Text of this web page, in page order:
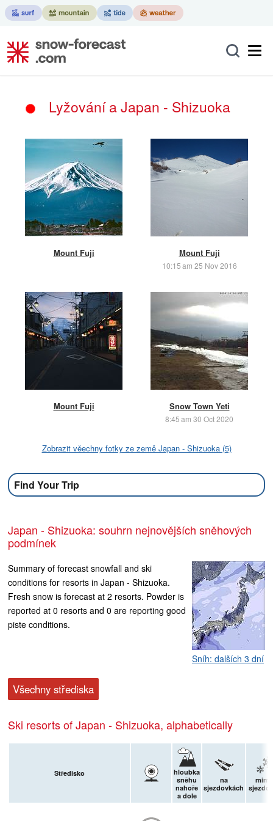
Lyžování a Japan - Shizuoka
Mount Fuji Mount Fuji
10:15 am 25 Nov 2016
Mount Fuji Snow Town Yeti
8:45 am 30 Oct 2020
Zobrazit věechny fotky ze země Japan - Shizuoka (5)
Find Your Trip
Japan - Shizuoka: souhrn nejnovějších sněhových
podmínek
Sníh: dalších 3 dní
Summary of forecast snowfall and ski
conditions for resorts in Japan - Shizuoka.
Fresh snow is forecast at 2 resorts. Powder is
reported at 0 resorts and 0 are reporting good
piste conditions.
Všechny střediska
Ski resorts of Japan - Shizuoka, alphabetically
Středisko
hloubka
sněhu
nahoře
a dole
na
sjezdovkách
mimo